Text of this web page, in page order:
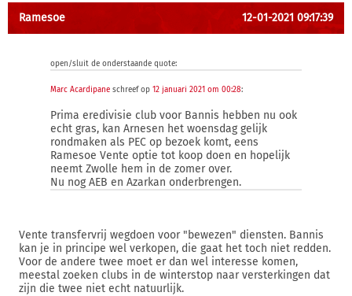
Ramesoe 12-01-2021 09:17:39
open/sluit de onderstaande quote:
Marc Acardipane schreef op 12 januari 2021 om 00:28:
Prima eredivisie club voor Bannis hebben nu ook
echt gras, kan Arnesen het woensdag gelijk
rondmaken als PEC op bezoek komt, eens
Ramesoe Vente optie tot koop doen en hopelijk
neemt Zwolle hem in de zomer over.
Nu nog AEB en Azarkan onderbrengen.
Vente transfervrij wegdoen voor "bewezen" diensten. Bannis
kan je in principe wel verkopen, die gaat het toch niet redden.
Voor de andere twee moet er dan wel interesse komen,
meestal zoeken clubs in de winterstop naar versterkingen dat
zijn die twee niet echt natuurlijk.